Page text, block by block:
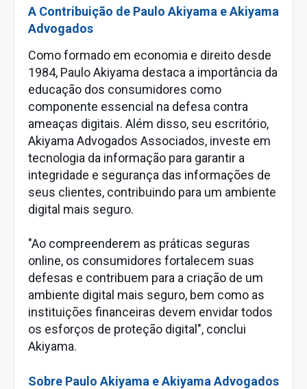
A Contribuição de Paulo Akiyama e Akiyama
Advogados
Como formado em economia e direito desde
1984, Paulo Akiyama destaca a importância da
educação dos consumidores como
componente essencial na defesa contra
ameaças digitais. Além disso, seu escritório,
Akiyama Advogados Associados, investe em
tecnologia da informação para garantir a
integridade e segurança das informações de
seus clientes, contribuindo para um ambiente
digital mais seguro.
"Ao compreenderem as práticas seguras
online, os consumidores fortalecem suas
defesas e contribuem para a criação de um
ambiente digital mais seguro, bem como as
instituições financeiras devem envidar todos
os esforços de proteção digital", conclui
Akiyama.
Sobre Paulo Akiyama e Akiyama Advogados